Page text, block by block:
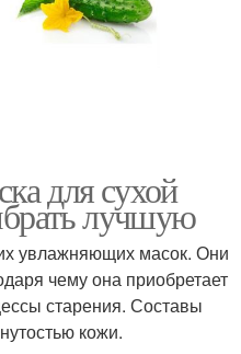
для сухой
лучшую
увлажняющих масок. Они
чему она приобретает
старения. Составы
кожи.